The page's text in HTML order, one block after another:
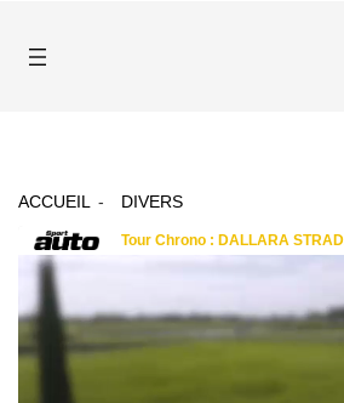
ACCUEIL DIVERS